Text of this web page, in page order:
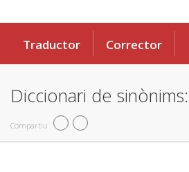
Traductor Corrector
Diccionari de
Compartiu